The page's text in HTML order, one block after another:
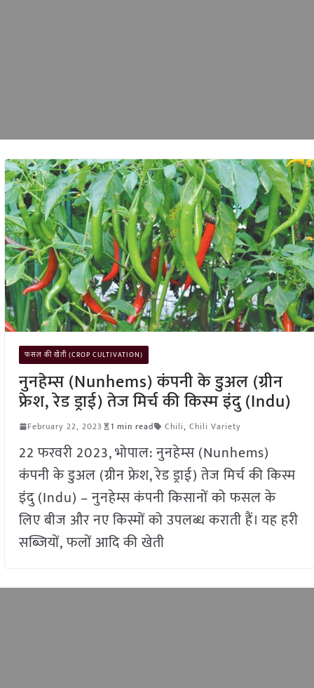
फसल की खेती (CROP CULTIVATION)
नुनहेम्स (Nunhems) कंपनी के डुअल (ग्रीन
फ्रेश, रेड ड्राई) तेज मिर्च की किस्म इंदु (Indu)
February 22, 2023 1 min read Chili, Chili Variety
22 फरवरी 2023, भोपाल: नुनहेम्स (Nunhems)
कंपनी के डुअल (ग्रीन फ्रेश, रेड ड्राई) तेज मिर्च की किस्म
इंदु (Indu) – नुनहेम्स कंपनी किसानों को फसल के
लिए बीज और नए किस्मों को उपलब्ध कराती हैं। यह हरी
सब्जियों, फलों आदि की खेती